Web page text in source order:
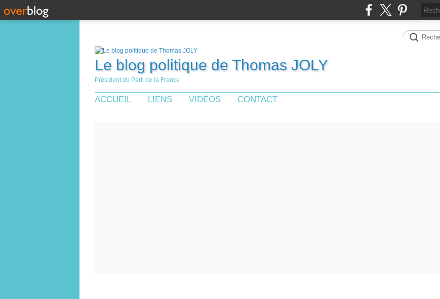
Le blog politique de Thomas JOLY
Président du Parti de la France
ACCUEIL LIENS VIDÉOS CONTACT